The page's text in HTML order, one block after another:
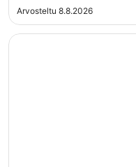
Arvosteltu 8.8.2026
Avautuu uuteen
GLENVIE ITC PLAZA